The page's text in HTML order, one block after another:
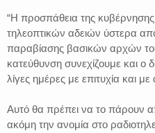
“Η προσπάθεια της
τηλεοπτικών αδειών ύστερα
παραβίασης βασικών αρχών
κατεύθυνση συνεχίζουμε και ο
λίγες ημέρες με επιτυχία και
Αυτό θα πρέπει να το πάρουν
ακόμη την ανομία στο